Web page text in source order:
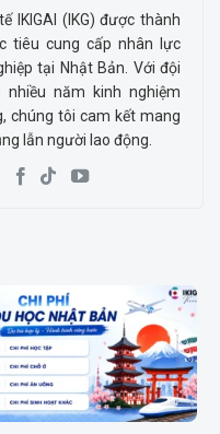
IKIGAI (IKG) được thành
tiêu cung cấp nhân lực
tại Nhật Bản. Với đội
năm kinh nghiệm
chúng tôi cam kết mang
lẫn người lao động.